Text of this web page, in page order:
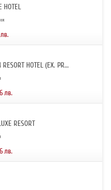
HOTEL
лв.
HOTEL (EX. PR...
лв.
RESORT
лв.